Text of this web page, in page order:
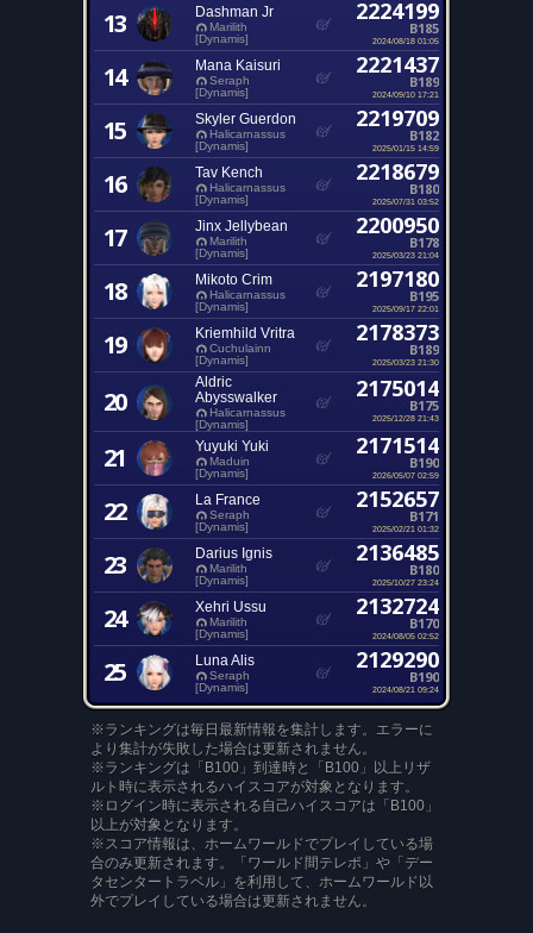
13 Dashman Jr
Marilith
[Dynamis]
2224199
B185
2024/08/18 01:05
14 Mana Kaisuri
Seraph
[Dynamis]
2221437
B189
2024/09/10 17:21
15 Skyler Guerdon
Halicarnassus
[Dynamis]
2219709
B182
2025/01/15 14:59
16 Tav Kench
Halicarnassus
[Dynamis]
2218679
B180
2025/07/31 03:52
17 Jinx Jellybean
Marilith
[Dynamis]
2200950
B178
2025/03/23 21:04
18 Mikoto Crim
Halicarnassus
[Dynamis]
2197180
B195
2025/09/17 22:01
19 Kriemhild Vritra
Cuchulainn
[Dynamis]
2178373
B189
2025/03/23 21:30
20
Aldric
Abysswalker
Halicarnassus
[Dynamis]
2175014
B175
2025/12/28 21:43
21 Yuyuki Yuki
Maduin
[Dynamis]
2171514
B190
2026/05/07 02:59
22 La France
Seraph
[Dynamis]
2152657
B171
2025/02/21 01:32
23 Darius Ignis
Marilith
[Dynamis]
2136485
B180
2025/10/27 23:24
24 Xehri Ussu
Marilith
[Dynamis]
2132724
B170
2024/08/05 02:52
25 Luna Alis
Seraph
[Dynamis]
2129290
B190
2024/08/21 09:24
※ランキングは毎日最新情報を集計します。エラーに
より集計が失敗した場合は更新されません。
※ランキングは「B100」到達時と「B100」以上リザ
ルト時に表示されるハイスコアが対象となります。
※ログイン時に表示される自己ハイスコアは「B100」
以上が対象となります。
※スコア情報は、ホームワールドでプレイしている場
合のみ更新されます。「ワールド間テレポ」や「デー
タセンタートラベル」を利用して、ホームワールド以
外でプレイしている場合は更新されません。